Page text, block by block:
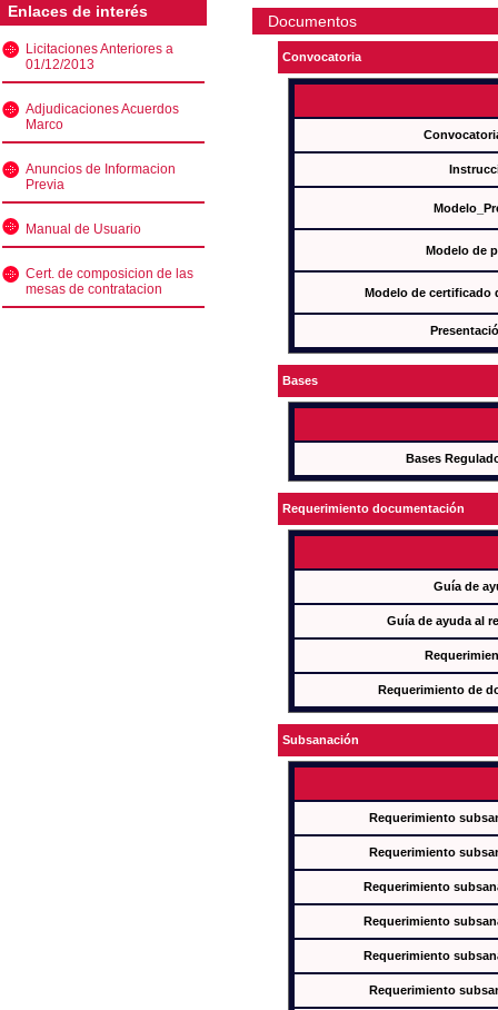
Enlaces de interés
Licitaciones Anteriores a
01/12/2013
Adjudicaciones Acuerdos
Marco
Anuncios de Informacion
Previa
Manual de Usuario
Cert. de composicion de las
mesas de contratacion
Documentos
Convocatoria
Modelo de
Modelo de certificado
Bases
Bases
Requerimiento documentación
Guía de
Guía de ayuda al
Requerimiento de
Subsanación
Requerimiento
Requerimiento
Requerimiento
Requerimiento
Requerimiento
Requerimiento